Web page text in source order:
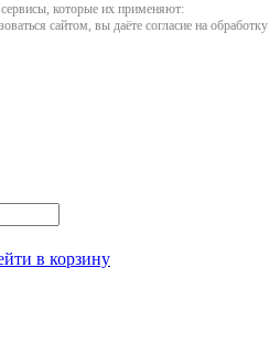
которые их применяют:
сайтом, вы даёте согласие на обработку
в корзину